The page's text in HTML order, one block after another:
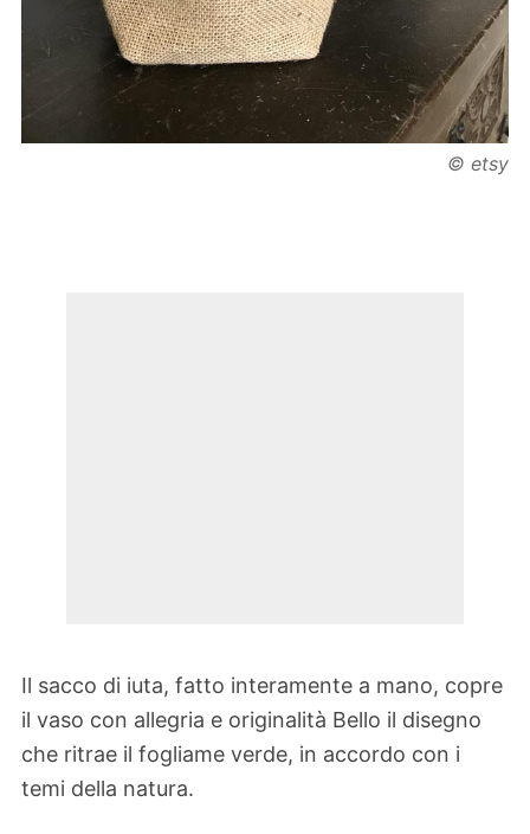
© etsy
Il sacco di iuta, fatto interamente a mano, copre
il vaso con allegria e originalità Bello il disegno
che ritrae il fogliame verde, in accordo con i
temi della natura.